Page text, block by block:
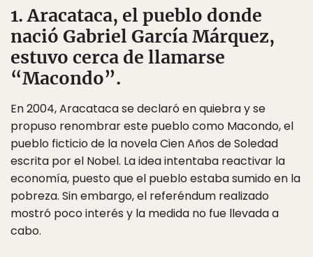
1. Aracataca, el pueblo donde
nació Gabriel García Márquez,
estuvo cerca de llamarse
“Macondo”.
En 2004, Aracataca se declaró en quiebra y se
propuso renombrar este pueblo como Macondo, el
pueblo ficticio de la novela Cien Años de Soledad
escrita por el Nobel. La idea intentaba reactivar la
economía, puesto que el pueblo estaba sumido en la
pobreza. Sin embargo, el referéndum realizado
mostró poco interés y la medida no fue llevada a
cabo.